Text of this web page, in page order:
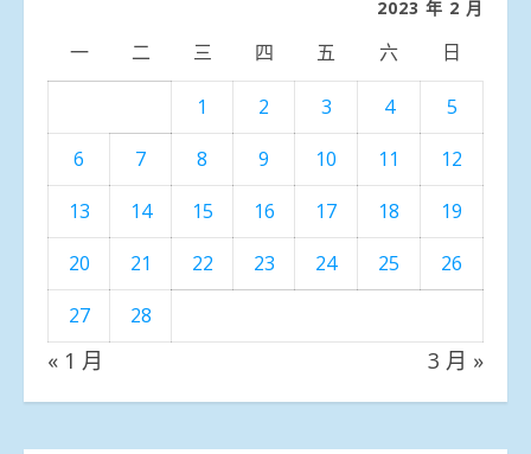
2023 年 2 月
一 二 三 四 五 六 日
1 2 3 4
5
6
7 8 9 10 11
12
13
14 15 16 17 18
19
20
21 22 23 24 25
26
27
28
« 1 月 3 月 »